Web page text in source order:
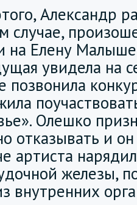
Александр
случае,
на Елену
увидела на
позвонила
Олешко
отказывать и он
артиста
железы,
внутренних